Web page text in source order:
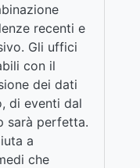
recenti e
Gli uffici
con il
dei dati
di eventi dal
sarà perfetta.
a
che